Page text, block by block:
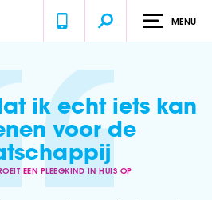
MENU
ik echt iets kan
voor de
EEN PLEEGKIND IN HUIS OP